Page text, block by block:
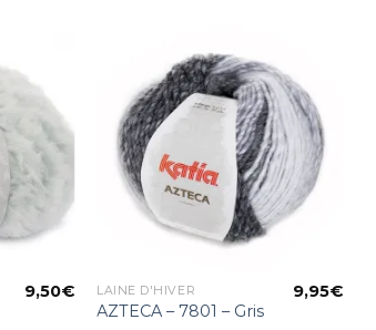
Ajouter
à la liste
d’envies
9,50€
Ajouter
à la liste
d’envies
LAINE D'HIVER
AZTECA – 7801 – Gris
9,95€